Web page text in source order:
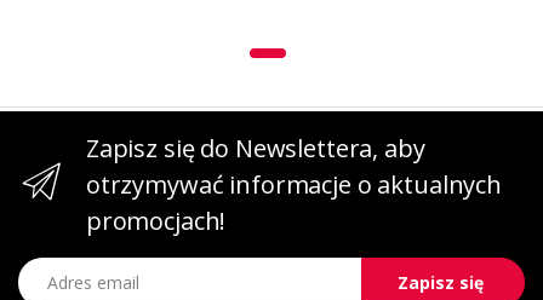
Zapisz się do Newslettera, aby
otrzymywać informacje o aktualnych
promocjach!
Adres email
Zapisz się